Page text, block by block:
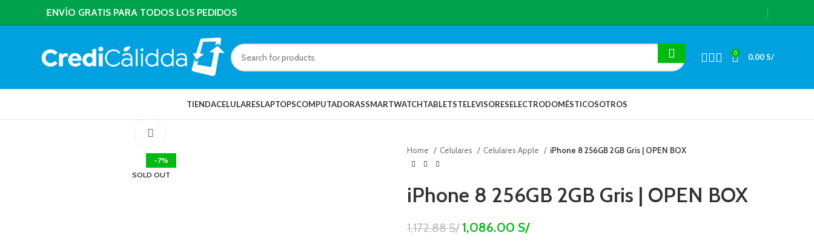
ENVÍO GRATIS PARA TODOS LOS PEDIDOS
0 0.00S/
TIENDACELULARESLAPTOPSCOMPUTADORASSMARTWATCHTABLETSTELEVISORESELECTRODOMÉSTICOSOTROS
-7%
SOLD OUT
Home Celulares Celulares Apple iPhone 8 256GB 2GB Gris | OPEN BOX
iPhone 8 256GB 2GB Gris | OPEN BOX
1,172.88S/ 1,086.00 S/